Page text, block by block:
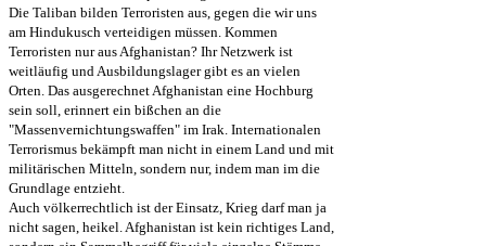
Die Taliban bilden Terroristen aus, gegen die wir uns
am Hindukusch verteidigen müssen. Kommen
Terroristen nur aus Afghanistan? Ihr Netzwerk ist
weitläufig und Ausbildungslager gibt es an vielen
Orten. Das ausgerechnet Afghanistan eine Hochburg
sein soll, erinnert ein bißchen an die
"Massenvernichtungswaffen" im Irak. Internationalen
Terrorismus bekämpft man nicht in einem Land und mit
militärischen Mitteln, sondern nur, indem man im die
Grundlage entzieht.
Auch völkerrechtlich ist der Einsatz, Krieg darf man ja
nicht sagen, heikel. Afghanistan ist kein richtiges Land,